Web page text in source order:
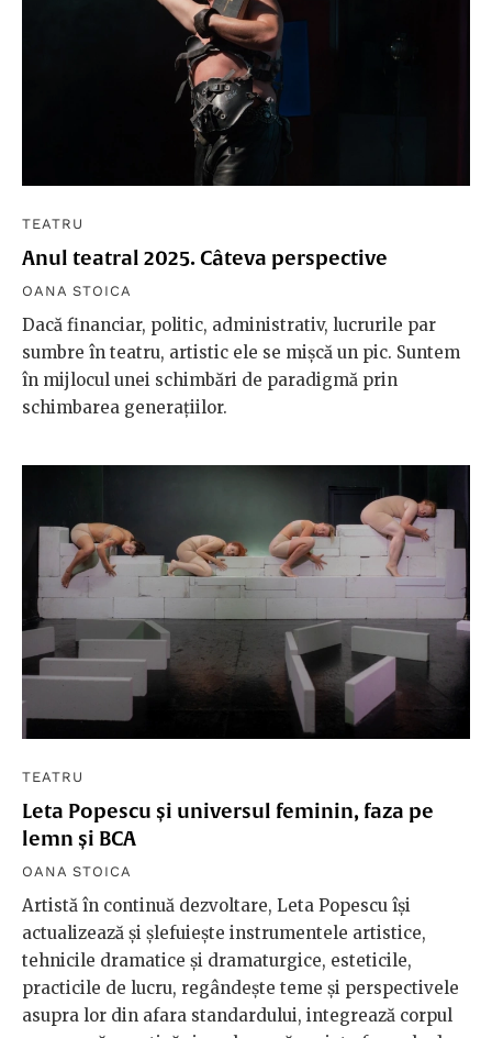
TEATRU
Anul teatral 2025. Câteva perspective
OANA STOICA
Dacă financiar, politic, administrativ, lucrurile par
sumbre în teatru, artistic ele se mișcă un pic. Suntem
în mijlocul unei schimbări de paradigmă prin
schimbarea generațiilor.
TEATRU
Leta Popescu și universul feminin, faza pe
lemn și BCA
OANA STOICA
Artistă în continuă dezvoltare, Leta Popescu își
actualizează și șlefuiește instrumentele artistice,
tehnicile dramatice și dramaturgice, esteticile,
practicile de lucru, regândește teme și perspectivele
asupra lor din afara standardului, integrează corpul